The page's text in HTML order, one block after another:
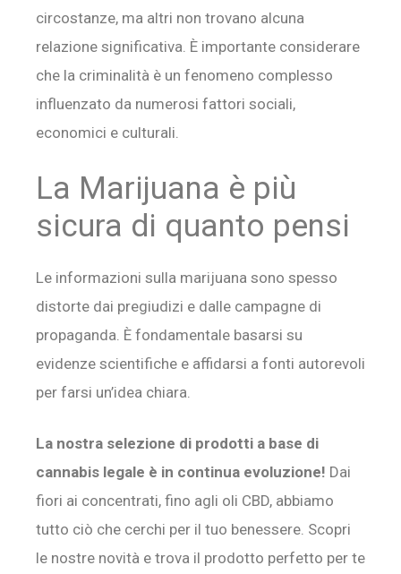
circostanze, ma altri non trovano alcuna
relazione significativa. È importante considerare
che la criminalità è un fenomeno complesso
influenzato da numerosi fattori sociali,
economici e culturali.
La Marijuana è più
sicura di quanto pensi
Le informazioni sulla marijuana sono spesso
distorte dai pregiudizi e dalle campagne di
propaganda. È fondamentale basarsi su
evidenze scientifiche e affidarsi a fonti autorevoli
per farsi un’idea chiara.
La nostra selezione di prodotti a base di
cannabis legale è in continua evoluzione! Dai
fiori ai concentrati, fino agli oli CBD, abbiamo
tutto ciò che cerchi per il tuo benessere. Scopri
le nostre novità e trova il prodotto perfetto per te